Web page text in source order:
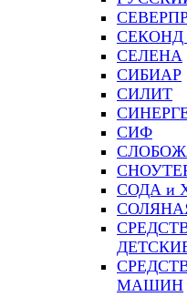
СЕЛЕНА
СИБИАР
СИЛИТ
СИФ
СОДА и
МАШИН